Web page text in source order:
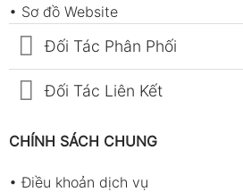
• Sơ đồ Website
Đối Tác Phân Phối
Đối Tác Liên Kết
CHÍNH SÁCH CHUNG
•Điều khoản dịch vụ